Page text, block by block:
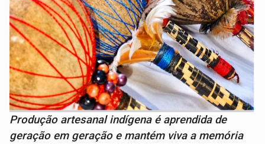
Produção artesanal indígena é aprendida de
geração em geração e mantém viva a memória